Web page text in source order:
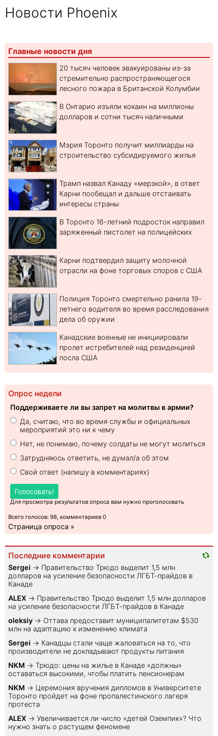
Новости Phoenix
Главные новости дня
20 тысяч человек эвакуированы из-за
стремительно распространяющегося
лесного пожара в Британской Колумбии
В Онтарио изъяли кокаин на миллионы
долларов и сотни тысяч наличными
Мэрия Торонто получит миллиарды на
строительство субсидируемого жилья
Трамп назвал Канаду «мерзкой», в ответ
Карни пообещал и дальше отстаивать
интересы страны
В Торонто 16-летний подросток направил
заряженный пистолет на полицейских
Карни подтвердил защиту молочной
отрасли на фоне торговых споров с США
Полиция Торонто смертельно ранила 19-
летнего водителя во время расследования
дела об оружии
Канадские военные не инициировали
пролет истребителей над резиденцией
посла США
Опрос недели
Поддерживаете ли вы запрет на молитвы в армии?
Да, считаю, что во время службы и официальных
мероприятий это ни к чему
Нет, не понимаю, почему солдаты не могут молиться
Затрудняюсь ответить, не думал/а об этом
Свой ответ (напишу в комментариях)
Голосовать!
Для просмотра результатов опроса вам нужно проголосовать
Всего голосов: 98, комментариев 0
Страница опроса »
Последние комментарии
Sеrgei → Правительство Трюдо выделит 1,5 млн
долларов на усиление безопасности ЛГБТ-прайдов в
Канаде
ALEX → Правительство Трюдо выделит 1,5 млн долларов
на усиление безопасности ЛГБТ-прайдов в Канаде
oleksiy → Оттава предоставит муниципалитетам $530
млн на адаптацию к изменению климата
Sеrgei → Канадцы стали чаще жаловаться на то, что
производители не докладывают продукты питания
NKM → Трюдо: цены на жилье в Канаде «должны»
оставаться высокими, чтобы платить пенсионерам
NKM → Церемония вручения дипломов в Университете
Торонто пройдет на фоне пропалестинского лагеря
протеста
ALEX → Увеличивается ли число «детей Оземпик»? Что
нужно знать о растущем феномене